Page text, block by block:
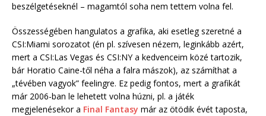
beszélgetéseknél – magamtól soha nem tettem volna fel.
Összességében hangulatos a grafika, aki esetleg szeretné a
CSI:Miami sorozatot (én pl. szívesen nézem, leginkább azért,
mert a CSI:Las Vegas és CSI:NY a kedvenceim közé tartozik,
bár Horatio Caine-től néha a falra mászok), az számíthat a
„tévében vagyok” feelingre. Ez pedig fontos, mert a grafikát
már 2006-ban le lehetett volna húzni, pl. a játék
megjelenésekor a Final Fantasy már az ötödik évét taposta,